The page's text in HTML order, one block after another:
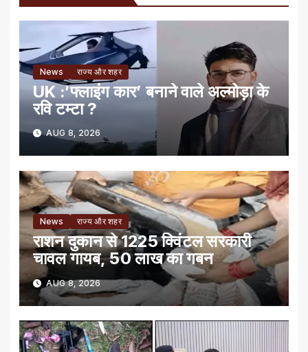
News राज्य और शहर
UK :’फ्लाइंग कार’ बनाने वाले अल्मोड़ा के
रवि टम्टा ?
AUG 8, 2026
News राज्य और शहर
राशन दुकान से 1225 क्विंटल सरकारी
चावल गायब, 50 लाख का गबन
AUG 8, 2026